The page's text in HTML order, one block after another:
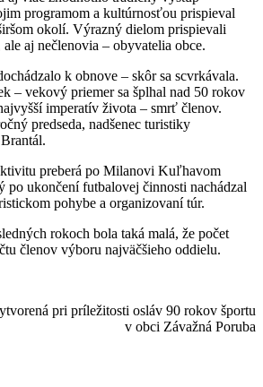
programom a kultúrnosťou prispieval
okolí. Výrazný dielom prispievali
aj nečlenovia – obyvatelia obce.
k obnove – skôr sa scvrkávala.
– vekový priemer sa šplhal nad 50 rokov
imperatív života – smrť členov.
predseda, nadšenec turistiky
preberá po Milanovi Kuľhavom
po ukončení futbalovej činnosti nachádzal
pohybe a organizovaní túr.
rokoch bola taká malá, že počet
členov výboru najväčšieho oddielu.
pri príležitosti osláv 90 rokov športu
v obci Závažná Poruba